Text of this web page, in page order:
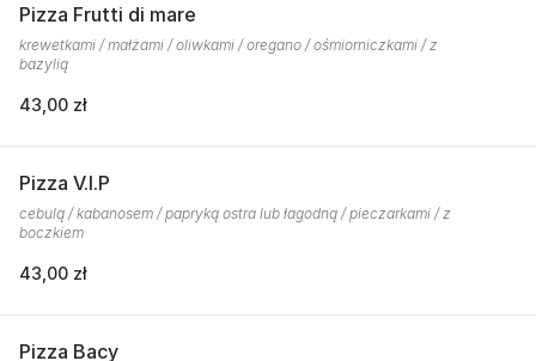
Pizza Frutti di mare
krewetkami / małżami / oliwkami / oregano / ośmiorniczkami / z
bazylią
43,00 zł
Pizza V.I.P
cebulą / kabanosem / papryką ostra lub łagodną / pieczarkami / z
boczkiem
43,00 zł
Pizza Bacy